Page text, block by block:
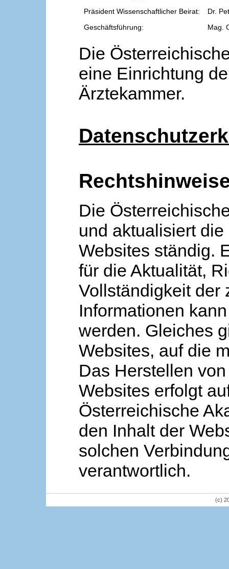
Präsident Wissenschaftlicher Beirat:
Dr.
Geschäftsführung:
Mag.
Die
eine Einrichtung
Ärztekammer.
Die
und aktualisiert
Websites ständig.
für die Aktualität,
Vollständigkeit der
Informationen
werden. Gleiches
Websites, auf die
Das Herstellen
Websites erfolgt
Österreichische
den Inhalt der
solchen
verantwortlich.
(c)